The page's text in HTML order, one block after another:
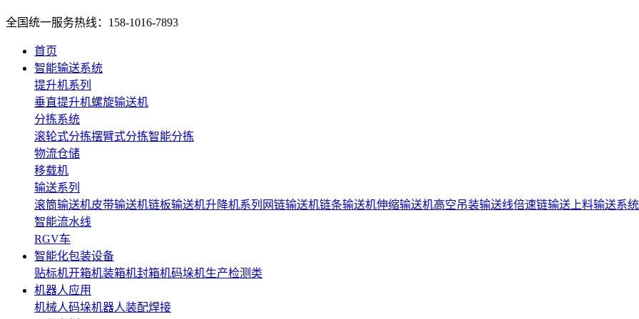
全国统一服务热线：158-1016-7893
首页
智能输送系统
提升机系列
垂直提升机螺旋输送机
分拣系统
滚轮式分拣摆臂式分拣智能分拣
物流仓储
移载机
输送系列
滚筒输送机皮带输送机链板输送机升降机系列 网链输送机链条输送机伸缩输送机高空吊装输送线倍速链输送 上料输送系统
智能流水线
RGV车
智能化包装设备
贴标机开箱机装箱机封箱机码垛机生产检测类
机器人应用
机械人码垛机器人装配焊接